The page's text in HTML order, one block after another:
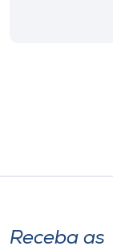
Receba as